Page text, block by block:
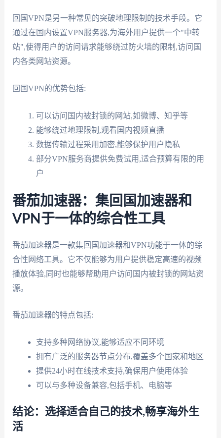
回国VPN是另一种常见的突破地理限制的技术手段。它
通过在国内设置VPN服务器,为海外用户提供一个"中转
站",使得用户的访问请求能够绕过防火墙的限制,访问国
内各类网站资源。
回国VPN的优势包括:
可以访问国内被封锁的网站,如微博、知乎等
能够绕过地理限制,观看国内视频直播
数据传输过程采用加密,能够保护用户隐私
部分VPN服务商提供免费试用,适合预算有限的用
户
番茄加速器：集回国加速器和
VPN于一体的综合性工具
番茄加速器是一款集回国加速器和VPN功能于一体的综
合性网络工具。它不仅能够为用户提供稳定高速的视频
播放体验,同时也能够帮助用户访问国内被封锁的网站资
源。
番茄加速器的特点包括:
支持多种网络协议,能够适应不同环境
拥有广泛的服务器节点分布,覆盖多个国家和地区
提供24小时在线技术支持,确保用户使用体验
可以与多种设备兼容,包括手机、电脑等
结论：选择适合自己的技术,畅享海外生
活